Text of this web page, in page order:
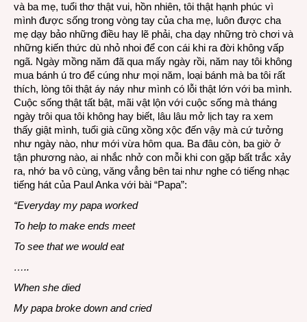
và ba mẹ, tuổi thơ thật vui, hồn nhiên, tôi thật hạnh phúc vì
mình được sống trong vòng tay của cha mẹ, luôn được cha
mẹ dạy bảo những điều hay lẽ phải, cha dạy những trò chơi và
những kiến thức dù nhỏ nhoi để con cái khi ra đời không vấp
ngã. Ngày mồng năm đã qua mấy ngày rồi, năm nay tôi không
mua bánh ú tro để cúng như mọi năm, loại bánh mà ba tôi rất
thích, lòng tôi thật áy náy như mình có lỗi thật lớn với ba mình.
Cuộc sống thật tất bật, mãi vật lộn với cuộc sống mà tháng
ngày trôi qua tôi không hay biết, lâu lâu mở lịch tay ra xem
thấy giật mình, tuổi già cũng xồng xộc đến vậy mà cứ tưởng
như ngày nào, như mới vừa hôm qua. Ba đâu còn, ba giờ ở
tận phương nào, ai nhắc nhở con mỗi khi con gặp bất trắc xảy
ra, nhớ ba vô cùng, văng vẳng bên tai như nghe có tiếng nhạc
tiếng hát của Paul Anka với bài “Papa”:
“Everyday my papa worked
To help to make ends meet
To see that we would eat
…..
When she died
My papa broke down and cried